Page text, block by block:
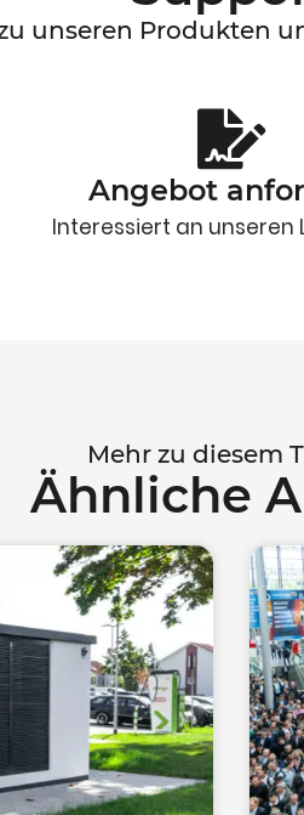
unseren Produkten
Angebot
Interessiert an unseren
Mehr zu diesem
Ähnliche